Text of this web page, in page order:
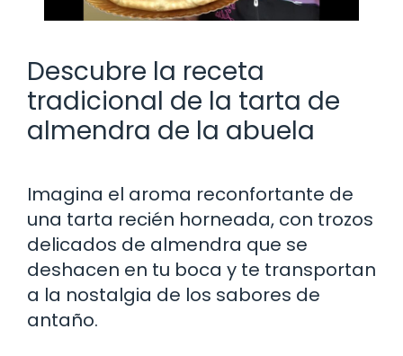
Descubre la receta
tradicional de la tarta de
almendra de la abuela
Imagina el aroma reconfortante de
una tarta recién horneada, con trozos
delicados de almendra que se
deshacen en tu boca y te transportan
a la nostalgia de los sabores de
antaño.